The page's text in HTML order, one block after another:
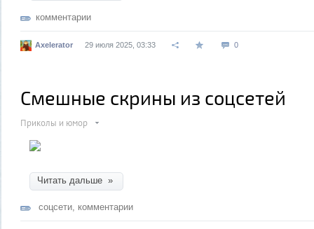
комментарии
Axelerator 29 июля 2025, 03:33 0
Смешные скрины из соцсетей
Приколы и юмор
Читать дальше »
соцсети комментарии